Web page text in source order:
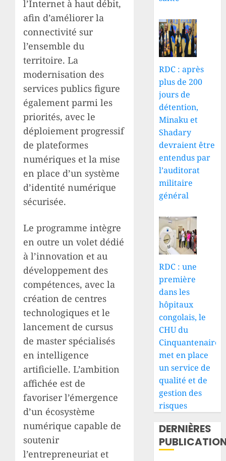
l’Internet à haut débit,
afin d’améliorer la
connectivité sur
l’ensemble du
territoire. La
modernisation des
services publics figure
également parmi les
priorités, avec le
déploiement progressif
de plateformes
numériques et la mise
en place d’un système
d’identité numérique
sécurisée.
Le programme intègre
en outre un volet dédié
à l’innovation et au
développement des
compétences, avec la
création de centres
technologiques et le
lancement de cursus
de master spécialisés
en intelligence
artificielle. L’ambition
affichée est de
favoriser l’émergence
d’un écosystème
numérique capable de
soutenir
l’entrepreneuriat et
RDC : après
plus de 200
jours de
détention,
Minaku et
Shadary
devraient être
entendus par
l’auditorat
militaire
général
RDC : une
première
dans les
hôpitaux
congolais, le
CHU du
Cinquantenaire
met en place
un service de
qualité et de
gestion des
risques
DERNIÈRES